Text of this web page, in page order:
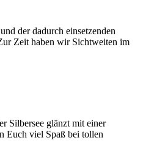
der dadurch einsetzenden
Zeit haben wir Sichtweiten im
Silbersee glänzt mit einer
Euch viel Spaß bei tollen